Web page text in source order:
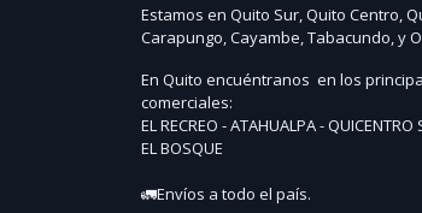
Estamos en Quito Sur, Quito Centro,
Carapungo, Cayambe, Tabacundo, y
En Quito encuéntranos en los
comerciales:
EL RECREO - ATAHUALPA - QUICENTRO
EL BOSQUE
🚛Envíos a todo el país.